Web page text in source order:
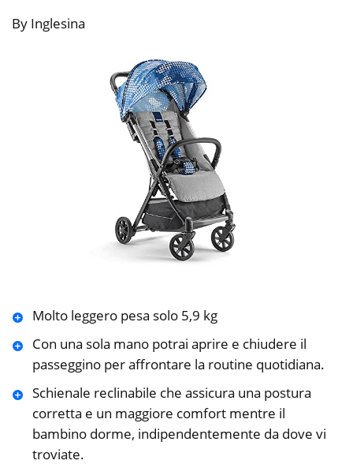
By Inglesina
Molto leggero pesa solo 5,9 kg
Con una sola mano potrai aprire e chiudere il
passeggino per affrontare la routine quotidiana.
Schienale reclinabile che assicura una postura
corretta e un maggiore comfort mentre il
bambino dorme, indipendentemente da dove vi
troviate.